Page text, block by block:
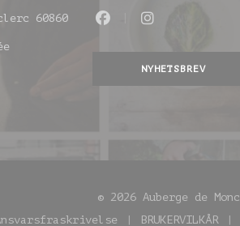
60860
((åpner i et nytt vindu))
NYHETSBREV
© 2026 Auberge de
BRUKERVILKÅR